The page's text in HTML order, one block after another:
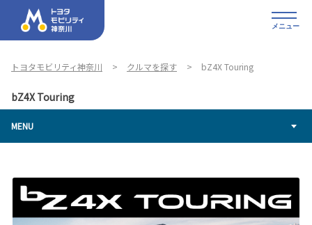
メニュー
トヨタモビリティ神奈川 クルマを探す bZ4X Touring
bZ4X Touring
MENU